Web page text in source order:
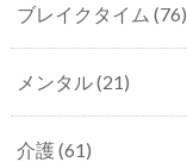
ブレイクタイム (76)
メンタル(21)
介護(61)